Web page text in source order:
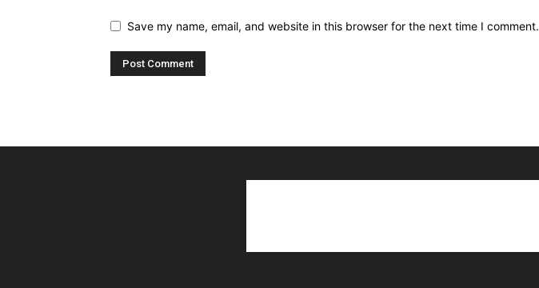
Save my name, email, and website in this browser for the next time I comment.